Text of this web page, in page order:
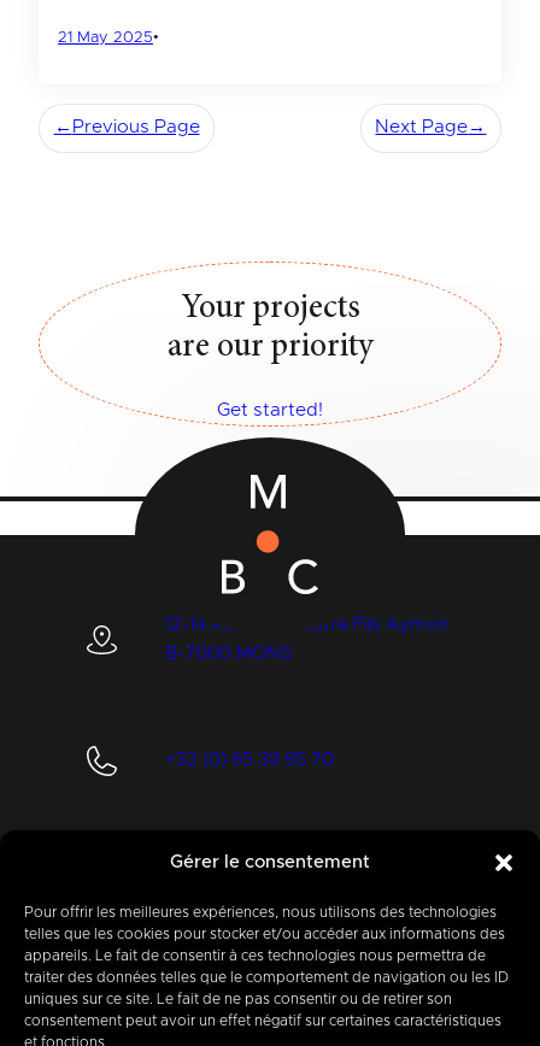
Gérer le consentement
Pour offrir les meilleures expériences, nous utilisons des technologies
telles que les cookies pour stocker et/ou accéder aux informations des
appareils. Le fait de consentir à ces technologies nous permettra de
traiter des données telles que le comportement de navigation ou les ID
uniques sur ce site. Le fait de ne pas consentir ou de retirer son
consentement peut avoir un effet négatif sur certaines caractéristiques
et fonctions.
21 May 2025•
← Previous Page Next Page →
Your projects
are our priority
Get started!
12-14 Rue des Quatre Fils Aymon
B-7000 MONS
+32 (0) 65 39 95 70
info@imbc.be
Today, partnerto
400companies.